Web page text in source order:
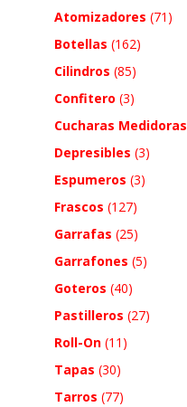
Atomizadores (71)
Botellas (162)
Cilindros (85)
Confitero (3)
Cucharas Medidoras
Depresibles (3)
Espumeros (3)
Frascos (127)
Garrafas (25)
Garrafones (5)
Goteros (40)
Pastilleros (27)
Roll-On (11)
Tapas (30)
Tarros (77)